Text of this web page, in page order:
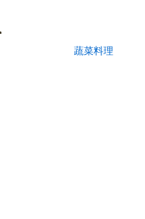
蔬菜料理